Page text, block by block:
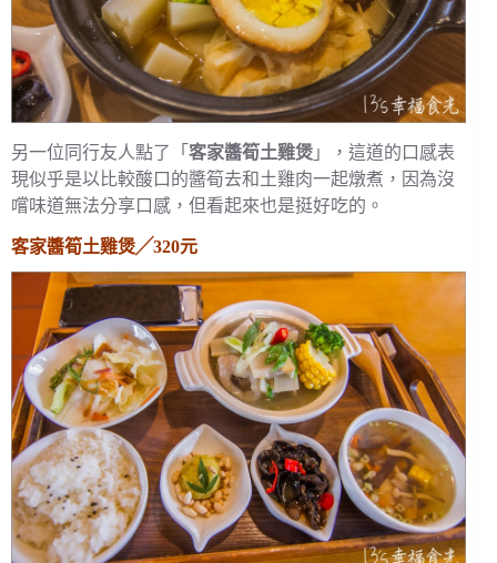
另一位同行友人點了「 客家醬筍土雞煲 」，這道的口感表
現似乎是以比較酸口的醬筍去和土雞肉一起燉煮，因為沒
嚐味道無法分享口感，但看起來也是挺好吃的。
客家醬筍土雞煲╱320元